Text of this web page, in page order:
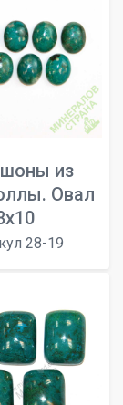
из
Овал
28-19